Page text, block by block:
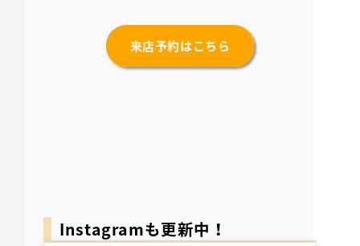
来店予約はこちら
Instagramも更新中！